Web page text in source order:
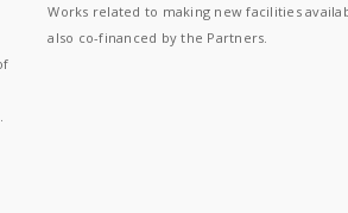
Works related to making new facilities
also co-financed by the Partners.